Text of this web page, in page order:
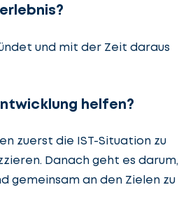
und mit der Zeit daraus
helfen?
zuerst die IST-Situation zu
Danach geht es darum,
gemeinsam an den Zielen zu